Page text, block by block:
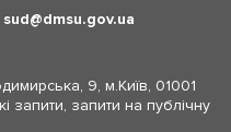
sud dmsu.gov.ua
9, м.Київ, 01001
запити, запити на публічну